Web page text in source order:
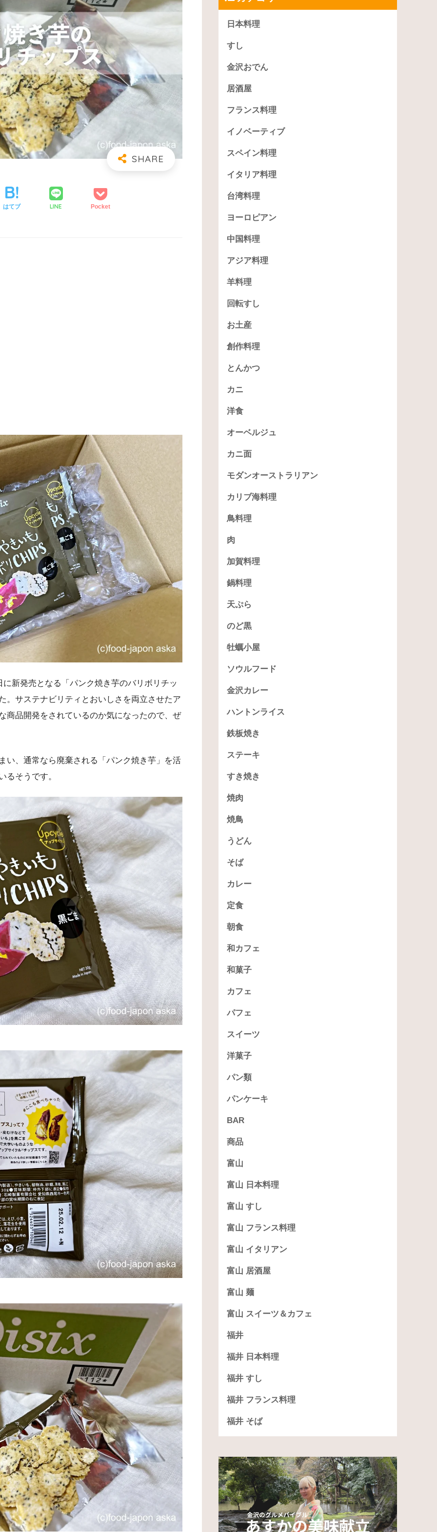
はてブ LINE Pocket
新発売となる「パンク焼き芋のバリボリチッ
。サステナビリティとおいしさを両立させたア
商品開発をされているのか気になったので、ぜ
い、通常なら廃棄される「パンク焼き芋」を活
るそうです。
日本料理
すし
金沢おでん
居酒屋
フランス料理
イノベーティブ
スペイン料理
イタリア料理
台湾料理
ヨーロピアン
中国料理
アジア料理
羊料理
回転すし
お土産
創作料理
とんかつ
カニ
洋食
オーベルジュ
カニ面
モダンオーストラリアン
カリブ海料理
鳥料理
肉
加賀料理
鍋料理
天ぷら
のど黒
牡蠣小屋
ソウルフード
金沢カレー
ハントンライス
鉄板焼き
ステーキ
すき焼き
焼肉
焼鳥
うどん
そば
カレー
定食
朝食
和カフェ
和菓子
カフェ
パフェ
スイーツ
洋菓子
パン類
パンケーキ
BAR
商品
富山
富山 日本料理
富山 すし
富山 フランス料理
富山 イタリアン
富山 居酒屋
富山 麺
富山 スイーツ＆カフェ
福井
福井 日本料理
福井 すし
福井 フランス料理
福井 そば